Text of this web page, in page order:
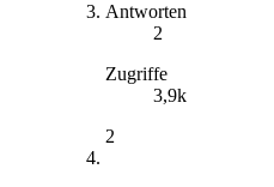
Antworten
2
Zugriffe
3,9k
2